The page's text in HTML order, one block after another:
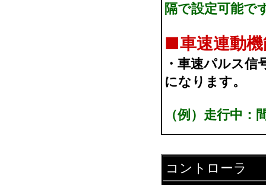
隔で設定可能で
■車速連動
・車速パルス
になります。
（例）走行中
コントローラ